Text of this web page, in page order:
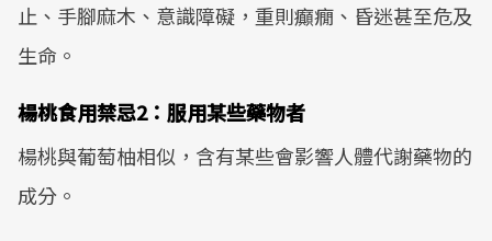
止、手腳麻木、意識障礙，重則癲癇、昏迷甚至危及
生命。
楊桃食用禁忌2：服用某些藥物者
楊桃與葡萄柚相似，含有某些會影響人體代謝藥物的
成分。